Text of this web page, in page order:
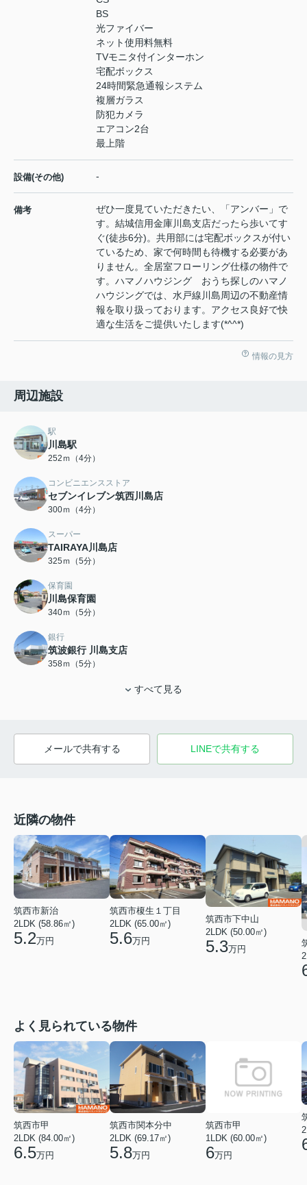
BS
光ファイバー
ネット使用料無料
TVモニタ付インターホン
宅配ボックス
24時間緊急通報システム
複層ガラス
防犯カメラ
エアコン2台
最上階
設備(その他) -
備考
ぜひ一度見ていただきたい、「アンバー」で
す。結城信用金庫川島支店だったら歩いてす
ぐ(徒歩6分)。共用部には宅配ボックスが付い
ているため、家で何時間も待機する必要があ
りません。全居室フローリング仕様の物件で
す。ハマノハウジング おうち探しのハマノ
ハウジングでは、水戸線川島周辺の不動産情
報を取り扱っております。アクセス良好で快
適な生活をご提供いたします(*^^*)
情報の見方
周辺施設
駅
川島駅
252ｍ（4分）
コンビニエンスストア
セブンイレブン筑西川島店
300ｍ（4分）
スーパー
TAIRAYA川島店
325ｍ（5分）
保育園
川島保育園
340ｍ（5分）
銀行
筑波銀行 川島支店
358ｍ（5分）
すべて見る
メールで共有する LINEで共有する
近隣の物件
筑西市新治
2LDK (58.86㎡)
5.2万円
筑西市榎生１丁目
2LDK (65.00㎡)
5.6万円
筑西市下中山
2LDK (50.00㎡)
5.3万円
よく見られている物件
筑西市甲
2LDK (84.00㎡)
6.5万円
筑西市関本分中
2LDK (69.17㎡)
5.8万円
筑西市甲
1LDK (60.00㎡)
6万円